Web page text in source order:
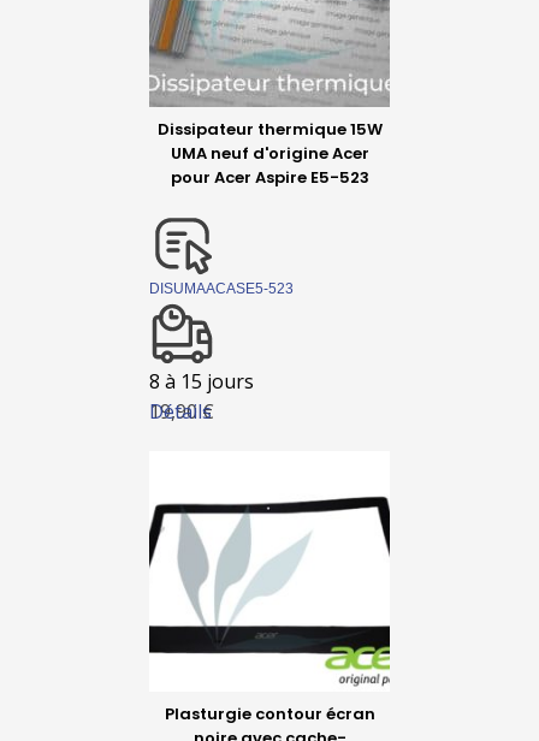
Détails
Dissipateur thermique 15W
UMA neuf d'origine Acer
pour Acer Aspire E5-523
DISUMAACASE5-523
8 à 15 jours
19,90 €
Plasturgie contour écran